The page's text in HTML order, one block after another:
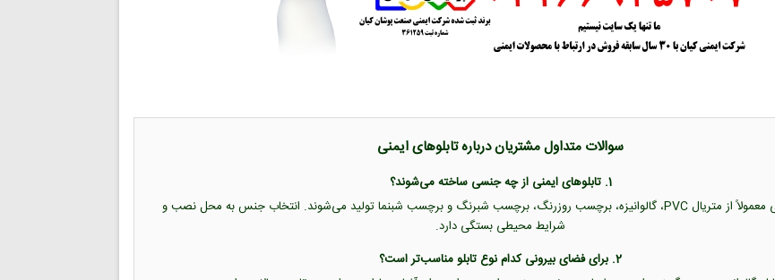
سوالات متداول مشتریان درباره تابلوهای ایمنی
1. تابلوهای ایمنی از چه جنسی ساخته می‌شوند؟
تابلوهای ایمنی معمولاً از متریال PVC، گالوانیزه، برچسب روزرنگ، برچسب شبرنگ و برچسب شبنما تولید می‌شوند. انتخاب جنس به محل نصب و
شرایط محیطی بستگی دارد.
2. برای فضای بیرونی کدام نوع تابلو مناسب‌تر است؟